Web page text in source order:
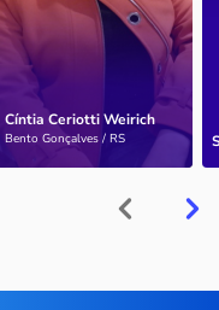
Cíntia Ceriotti Weirich
Bento Gonçalves / RS